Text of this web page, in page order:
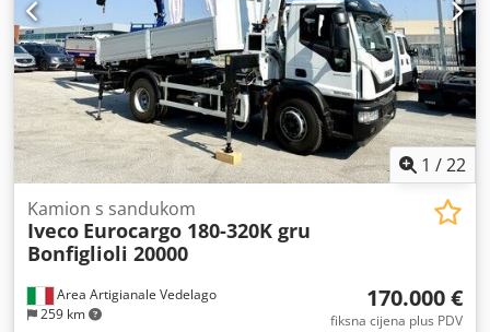
upravljanje prozorima, elektronički program stabilnosti
(ESP), filtar čestica, hidraulična stražnja vrata, klima
uređaj, računalo na vozilu, registracija kamiona, retarder,
servo upravljač, spojka prikolice, spojler, središnje
zaključavanje, tempomat,
1 /22
Area Artigianale Vedelago
259 km
Kamion s sandukom
Iveco Eurocargo 180-320K gru
Bonfiglioli 20000
170.000 €
fiksna cijena plus PDV